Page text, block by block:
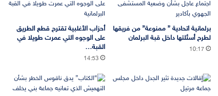
برلمانية اتحادية ” ممنوعة” من فريقها
لطرح أسئلتها داخل قبة البرلمان
10:17
أحزاب الأغلبية تقترح قطع الطريق
على الوجوه التي عمرت طويلا في
القبة…
14:53